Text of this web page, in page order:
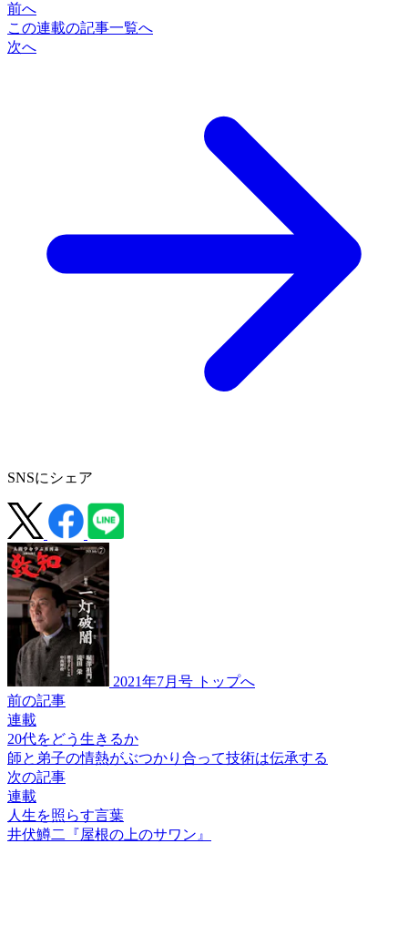
前へ
この連載の記事一覧へ
次へ
SNSにシェア
2021年7月号 トップへ
前の記事
連載
20代をどう生きるか
師と弟子の情熱がぶつかり合って技術は伝承する
次の記事
連載
人生を照らす言葉
井伏鱒二
『屋根の上のサワン』